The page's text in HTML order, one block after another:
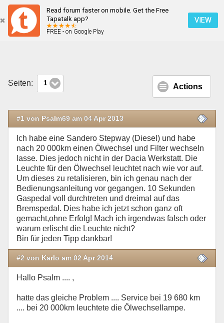
Read forum faster on mobile. Get the Free
Tapatalk app?
FREE - on Google Play
VIEW
Rückstellung der Warnmeldung nach dem Ölwechsel
Seiten: 1 Actions
#1 von Psalm69 am 04 Apr 2013
Ich habe eine Sandero Stepway (Diesel) und habe
nach 20 000km einen Ölwechsel und Filter wechseln
lasse. Dies jedoch nicht in der Dacia Werkstatt. Die
Leuchte für den Ölwechsel leuchtet nach wie vor auf.
Um dieses zu retalisieren, bin ich genau nach der
Bedienungsanleitung vor gegangen. 10 Sekunden
Gaspedal voll durchtreten und dreimal auf das
Bremspedal. Dies habe ich jetzt schon ganz oft
gemacht,ohne Erfolg! Mach ich irgendwas falsch oder
warum erlischt die Leuchte nicht?
Bin für jeden Tipp dankbar!
#2 von Karlo am 02 Apr 2014
Hallo Psalm .... ,
hatte das gleiche Problem .... Service bei 19 680 km
.... bei 20 000km leuchtete die Ölwechsellampe.